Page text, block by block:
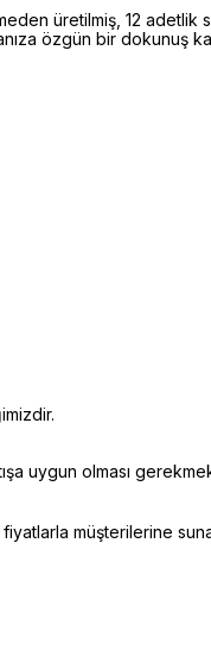
üretilmiş, 12
özgün bir dokunuş
uygun olması
müşterilerine